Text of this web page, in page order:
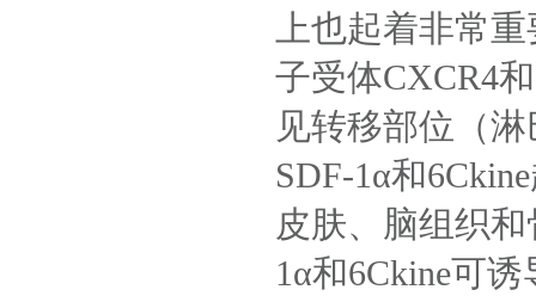
上也起着非常
子受体CXCR4和
见转移部位（
SDF-1α和6Ckine
皮肤、脑组织
1α和6Ckine可诱